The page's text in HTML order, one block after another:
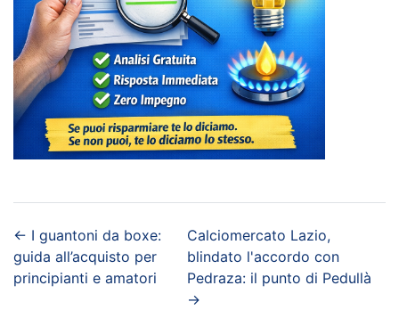
← I guantoni da boxe:
guida all’acquisto per
principianti e amatori
Calciomercato Lazio,
blindato l'accordo con
Pedraza: il punto di Pedullà
→